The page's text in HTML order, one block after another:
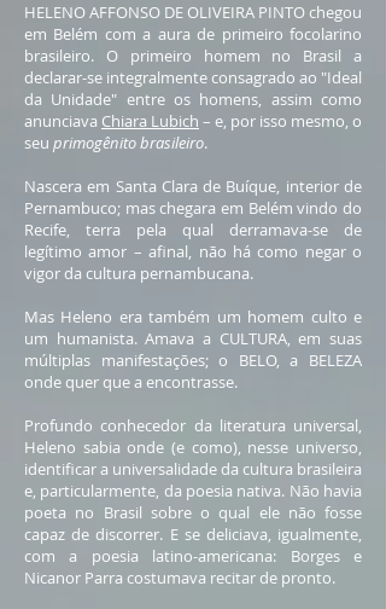
HELENO AFFONSO DE OLIVEIRA PINTO chegou
em Belém com a aura de primeiro focolarino
brasileiro. O primeiro homem no Brasil a
declarar-se integralmente consagrado ao "Ideal
da Unidade" entre os homens, assim como
anunciava Chiara Lubich – e, por isso mesmo, o
seu primogênito brasileiro.
Nascera em Santa Clara de Buíque, interior de
Pernambuco; mas chegara em Belém vindo do
Recife, terra pela qual derramava-se de
legítimo amor – afinal, não há como negar o
vigor da cultura pernambucana.
Mas Heleno era também um homem culto e
um humanista. Amava a CULTURA, em suas
múltiplas manifestações; o BELO, a BELEZA
onde quer que a encontrasse.
Profundo conhecedor da literatura universal,
Heleno sabia onde (e como), nesse universo,
identificar a universalidade da cultura brasileira
e, particularmente, da poesia nativa. Não havia
poeta no Brasil sobre o qual ele não fosse
capaz de discorrer. E se deliciava, igualmente,
com a poesia latino-americana: Borges e
Nicanor Parra costumava recitar de pronto.